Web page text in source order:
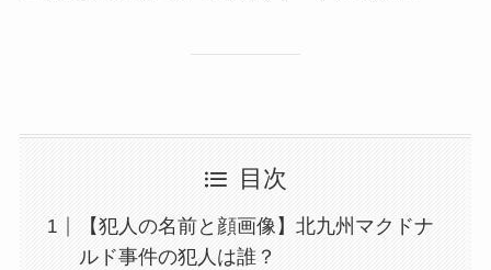
目次
【犯人の名前と顔画像】北九州マクドナ
ルド事件の犯人は誰？